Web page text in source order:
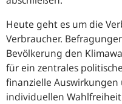
Heute geht es um die
Verbraucher.
Bevölkerung den
für ein zentrales
finanzielle
individuellen